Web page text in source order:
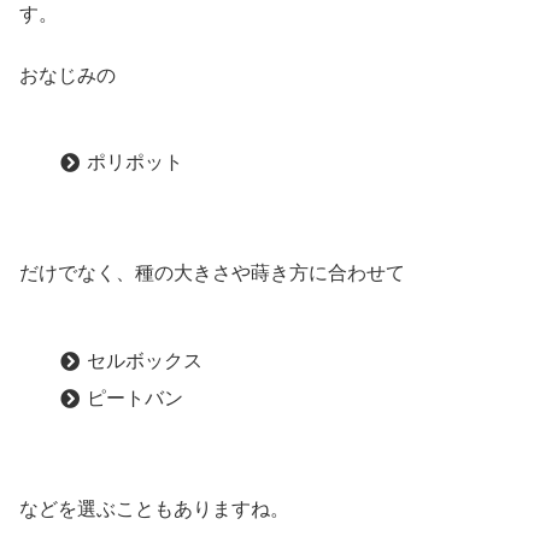
す。
おなじみの
ポリポット
だけでなく、種の大きさや蒔き方に合わせて
セルボックス
ピートバン
などを選ぶこともありますね。